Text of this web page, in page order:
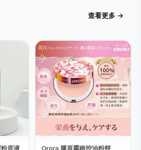
查看更多 →
底液
Orora 膠原霧緻控油粉餅